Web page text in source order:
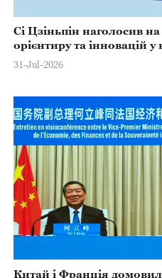
Сі Цзіньпін наголосив
орієнтиру та інновацій у
31-Jul-2026
Китай і Франція